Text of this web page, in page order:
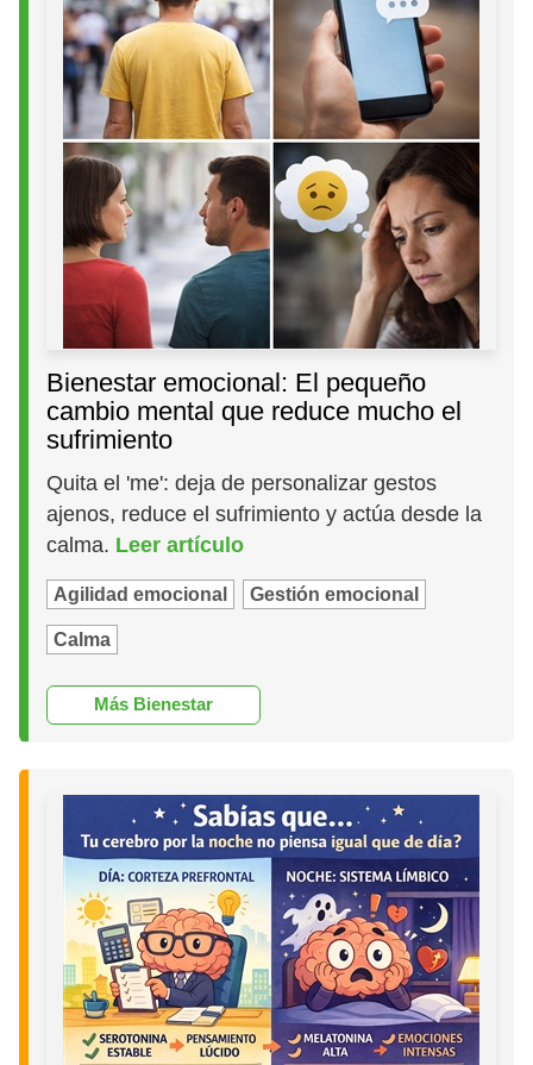
Bienestar emocional: El pequeño
cambio mental que reduce mucho el
sufrimiento
Quita el 'me': deja de personalizar gestos
ajenos, reduce el sufrimiento y actúa desde la
calma. Leer artículo
Agilidad emocional Gestión emocional
Calma
Más Bienestar